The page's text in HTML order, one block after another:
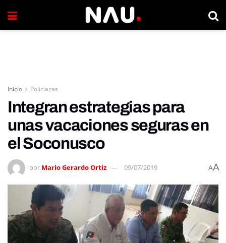
Inicio Policiacas
Integran estrategias para
unas vacaciones seguras en
el Soconusco
por Mario Gerardo Ortiz 09/07/2019 AA